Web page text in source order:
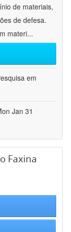
de materiais,
de defesa.
materi...
em
Jan 31
Faxina